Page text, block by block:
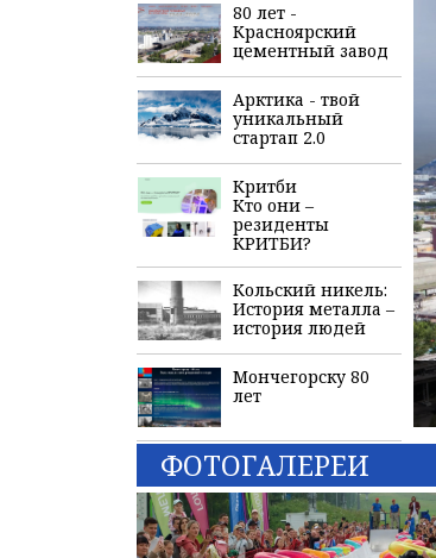
80 лет -
Красноярский
цементный завод
Арктика - твой
уникальный
стартап 2.0
Критби
Кто они –
резиденты
КРИТБИ?
Кольский никель:
История металла –
история людей
Мончегорску 80
лет
ФОТОГАЛЕРЕИ